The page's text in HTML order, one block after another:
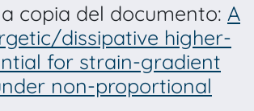
copia del documento: A
dissipative higher-
for strain-gradient
non-proportional